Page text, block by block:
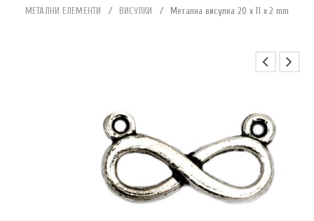
МЕТАЛНИ ЕЛЕМЕНТИ
/ ВИСУЛКИ / Метална висулка 20 x 11 x 2 mm